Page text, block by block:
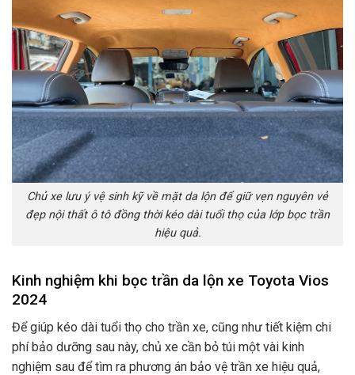
Chủ xe lưu ý vệ sinh kỹ về mặt da lộn để giữ vẹn nguyên vẻ
đẹp nội thất ô tô đồng thời kéo dài tuổi thọ của lớp bọc trần
hiệu quả.
Kinh nghiệm khi bọc trần da lộn xe Toyota Vios
2024
Để giúp kéo dài tuổi thọ cho trần xe, cũng như tiết kiệm chi
phí bảo dưỡng sau này, chủ xe cần bỏ túi một vài kinh
nghiệm sau để tìm ra phương án bảo vệ trần xe hiệu quả,